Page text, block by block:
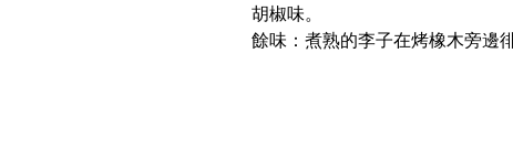
胡椒味。
餘味：煮熟的李子在烤橡木旁邊徘